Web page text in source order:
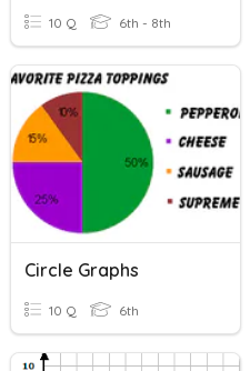
10 Q 6th - 8th
Circle Graphs
10 Q 6th